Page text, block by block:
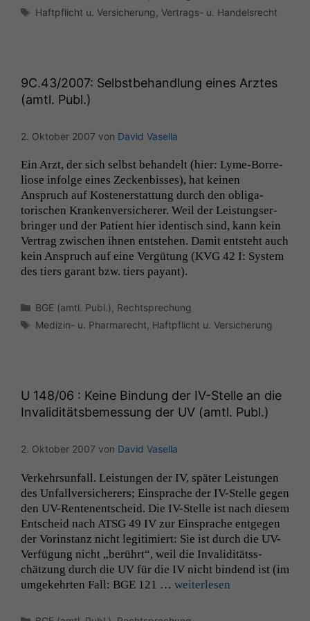
Schlagwörter
Haftpflicht u. Versicherung ,Vertrags- u. Handelsrecht
9C.43/2007: Selbstbehandlung eines Arztes
(amtl. Publ.)
2. Oktober 2007 von David Vasella
Ein Arzt, der sich selb­st behan­delt (hier: Lyme-Bor­re­
liose infolge eines Zeck­en­biss­es), hat keinen
Anspruch auf Kosten­er­stat­tung durch den oblig­a­
torischen Kranken­ver­sicher­er. Weil der Leis­tungser­
bringer und der Patient hier iden­tisch sind, kann kein
Ver­trag zwis­chen ihnen entste­hen. Damit entste­ht auch
kein Anspruch auf eine Vergü­tung (KVG 42 I: Sys­tem
des tiers garant bzw. tiers payant).
Kategorien
BGE (amtl. Publ.), Rechtsprechung
Schlagwörter
Medizin- u. Pharmarecht, Haftpflicht u. Versicherung
U 148/06 : Keine Bindung der IV-Stelle an die
Invaliditätsbemessung der UV (amtl. Publ.)
2. Oktober 2007 von David Vasella
Verkehrsun­fall. Leis­tun­gen der IV, später Leis­tun­gen
des Unfal­lver­sicher­ers; Ein­sprache der IV-Stelle gegen
den UV-Rente­­nentscheid. Die IV-Stelle ist nach diesem
Entscheid nach ATSG 49 IV zur Ein­sprache ent­ge­gen
der Vorin­stanz nicht legit­imiert: Sie ist durch die UV-
Ver­fü­­gung nicht „berührt“, weil die Inva­lid­itätss­
chätzung durch die UV für die IV nicht bindend ist (im
umgekehrten Fall: BGE 121 … weit­er­lesen
Kategorien